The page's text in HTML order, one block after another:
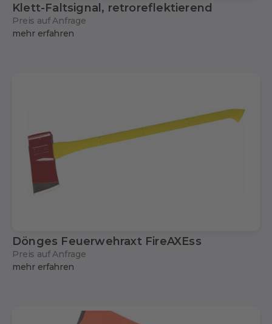
Klett-Faltsignal, retroreflektierend
Preis auf Anfrage
mehr erfahren
Dönges Feuerwehraxt FireAXEss
Preis auf Anfrage
mehr erfahren